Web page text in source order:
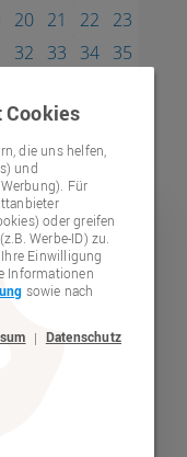
20 21 22
23
32 33 34 35
56 57 58
Cookies
die uns helfen,
und
Für
oder greifen
Werbe-ID) zu.
Einwilligung
Informationen
sowie nach
| Datenschutz